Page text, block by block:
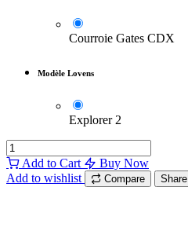
Courroie Gates CDX
Modèle Lovens
Explorer 2
Add to Cart
Buy Now
Add to wishlist
Compare Share